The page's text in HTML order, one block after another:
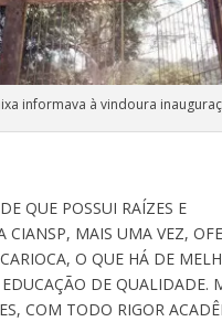
informava à vindoura
QUE POSSUI RAÍZES E
CIANSP, MAIS UMA VEZ,
O QUE HÁ DE
EDUCAÇÃO DE QUALIDADE.
COM TODO RIGOR